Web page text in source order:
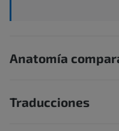
Anatomía
Traducciones